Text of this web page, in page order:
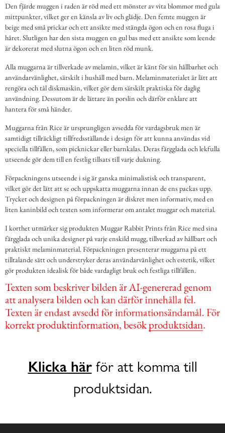
Den fjärde muggen i raden är röd med ett mönster av vita blommor med gula
mittpunkter, vilket ger en känsla av liv och glädje. Den femte muggen är
beige med små prickar och ett ansikte med stängda ögon och en rosa fluga i
håret. Slutligen har den sista muggen en gul bas med ett ansikte som leende
är dekorerat med slutna ögon och en liten röd munk.
Alla muggarna är tillverkade av melamin, vilket är känt för sin hållbarhet och
användarvänlighet, särskilt i hushåll med barn. Melaminmaterialet är lätt att
rengöra och tål diskmaskin, vilket gör dem särskilt praktiska för daglig
användning. Dessutom är de lättare än porslin och därför enklare att
hantera för små händer.
Muggarna från Rice är ursprungligen avsedda för vardagsbruk men är
samtidigt tillräckligt tillfredsställande i design för att kunna användas vid
speciella tillfällen, som picknickar eller barnkalas. Deras färgglada och lekfulla
utseende gör dem till en festlig tillsats till varje dukning.
Förpackningens utseende i sig är ganska minimalistisk och transparent,
vilket gör det lätt att se och uppskatta muggarna innan de ens packas upp.
Trycket och designen på förpackningen är diskret men informativ, med en
liten kaninbild och texten som informerar om antalet muggar och material.
I korthet utmärker sig produkten Muggar Rabbit Prints från Rice med sina
färgglada och unika designer på varje enskild mugg, tillverkad av hållbart och
praktiskt melaminmaterial. Förpackningen presenterar muggarna på ett
tilltalande sätt och understryker deras användarvänlighet och estetik, vilket
gör produkten idealisk för både vardagligt bruk och festliga tillfällen.
Klicka härför att komma till
produktsidan.